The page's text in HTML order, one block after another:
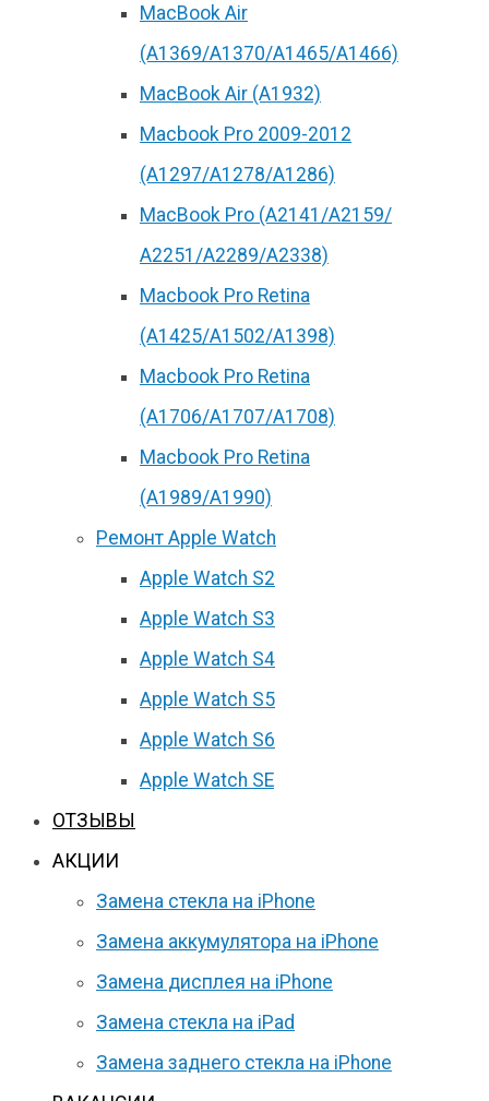
MacBook Air
(A1369/A1370/A1465/A1466)
MacBook Air (A1932)
Macbook Pro 2009-2012
(A1297/A1278/A1286)
MacBook Pro (А2141/А2159/
А2251/A2289/A2338)
Macbook Pro Retina
(А1425/A1502/A1398)
Macbook Pro Retina
(А1706/A1707/A1708)
Macbook Pro Retina
(А1989/A1990)
Ремонт Apple Watch
Apple Watch S2
Apple Watch S3
Apple Watch S4
Apple Watch S5
Apple Watch S6
Apple Watch SE
ОТЗЫВЫ
АКЦИИ
Замена стекла на iPhone
Замена аккумулятора на iPhone
Замена дисплея на iPhone
Замена стекла на iPad
Замена заднего стекла на iPhone